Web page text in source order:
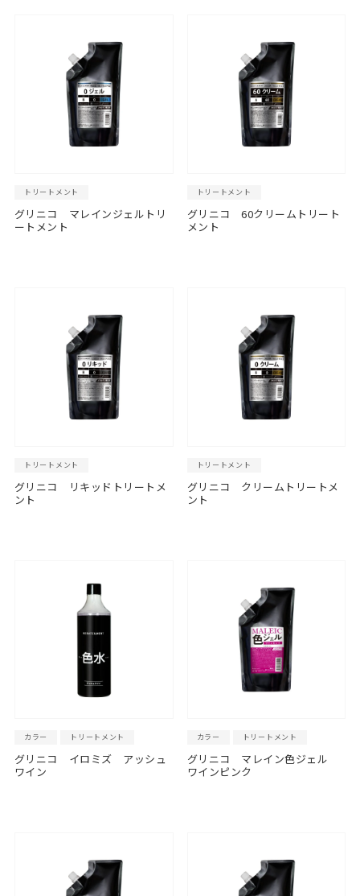
トリートメント
グリニコ マレインジェルトリ
ートメント
トリートメント
グリニコ 60クリームトリート
メント
トリートメント
グリニコ リキッドトリートメ
ント
トリートメント
グリニコ クリームトリートメ
ント
カラー トリートメント
グリニコ イロミズ アッシュ
ワイン
カラー トリートメント
グリニコ マレイン色ジェル
ワインピンク